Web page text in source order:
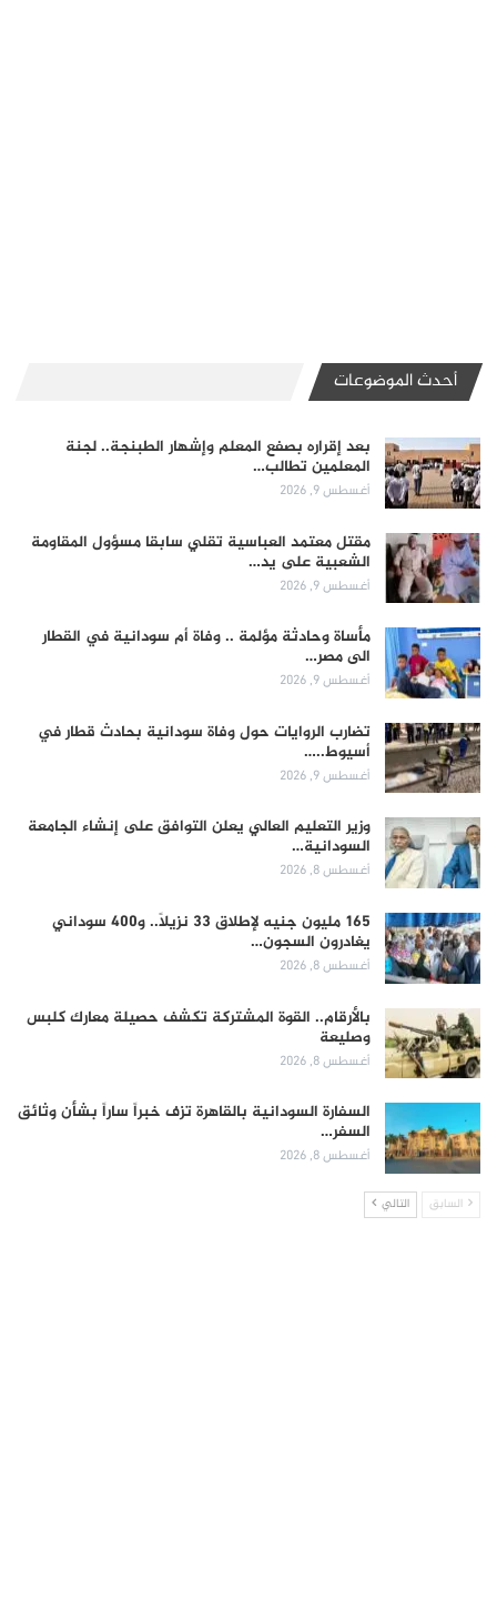
أحدث الموضوعات
بعد إقراره بصفع المعلم وإشهار الطبنجة.. لجنة
المعلمين تطالب…
أغسطس 9, 2026
مقتل معتمد العباسية تقلي سابقا مسؤول المقاومة
الشعبية على يد…
أغسطس 9, 2026
مأساة وحادثة مؤلمة .. وفاة أم سودانية في القطار
الى مصر…
أغسطس 9, 2026
تضارب الروايات حول وفاة سودانية بحادث قطار في
أسيوط..…
أغسطس 9, 2026
وزير التعليم العالي يعلن التوافق على إنشاء الجامعة
السودانية…
أغسطس 8, 2026
165 مليون جنيه لإطلاق 33 نزيلاً.. و400 سوداني
يغادرون السجون…
أغسطس 8, 2026
بالأرقام.. القوة المشتركة تكشف حصيلة معارك كلبس
وصليعة
أغسطس 8, 2026
السفارة السودانية بالقاهرة تزف خبراً ساراً بشأن وثائق
السفر…
أغسطس 8, 2026
السابق التالي